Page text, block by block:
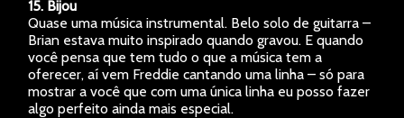
15. Bijou
Quase uma música instrumental. Belo solo de guitarra –
Brian estava muito inspirado quando gravou. E quando
você pensa que tem tudo o que a música tem a
oferecer, aí vem Freddie cantando uma linha – só para
mostrar a você que com uma única linha eu posso fazer
algo perfeito ainda mais especial.